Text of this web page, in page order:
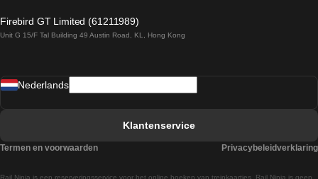
Treinen van Praag naar Wenen
Firebird GT Limited (61211989)
Unit G 15/F Tal Building 49 Austin Road, KL, Hong Kong
Rail Ninja is een reserveringsservice voor het online boeken van treinkaartjes. Rail Ninja is geen
Nederlands
Klantenservice
Termen en voorwaarden Privacybeleidverklaring